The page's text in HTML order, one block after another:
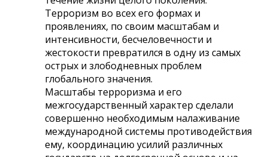
Терроризм во всех его формах и
проявлениях, по своим масштабам и
интенсивности, бесчеловечности и
жестокости превратился в одну из самых
острых и злободневных проблем
глобального значения.
Масштабы терроризма и его
межгосударственный характер сделали
совершенно необходимым налаживание
международной системы противодействия
ему, координацию усилий различных